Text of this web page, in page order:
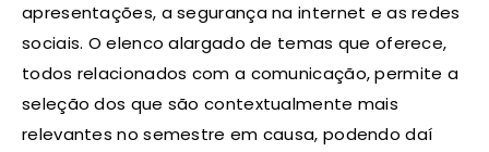
apresentações, a segurança na internet e as redes
sociais. O elenco alargado de temas que oferece,
todos relacionados com a comunicação, permite a
seleção dos que são contextualmente mais
relevantes no semestre em causa, podendo daí